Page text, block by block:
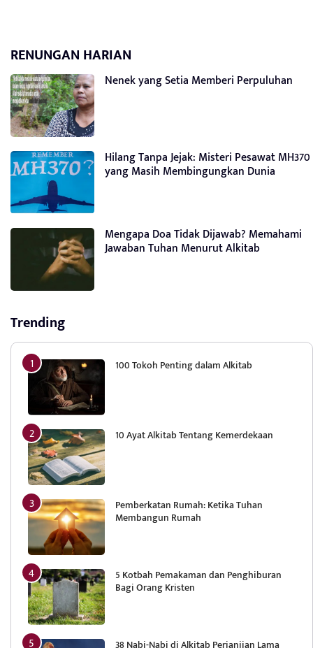
RENUNGAN HARIAN
Nenek yang Setia Memberi Perpuluhan
Hilang Tanpa Jejak: Misteri Pesawat MH370
yang Masih Membingungkan Dunia
Mengapa Doa Tidak Dijawab? Memahami
Jawaban Tuhan Menurut Alkitab
Trending
100 Tokoh Penting dalam Alkitab
10 Ayat Alkitab Tentang Kemerdekaan
Pemberkatan Rumah: Ketika Tuhan
Membangun Rumah
5 Kotbah Pemakaman dan Penghiburan
Bagi Orang Kristen